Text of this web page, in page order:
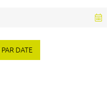
PAR DATE